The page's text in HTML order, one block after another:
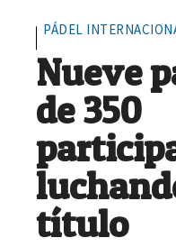
PÁDEL
Nueve
de 350
título